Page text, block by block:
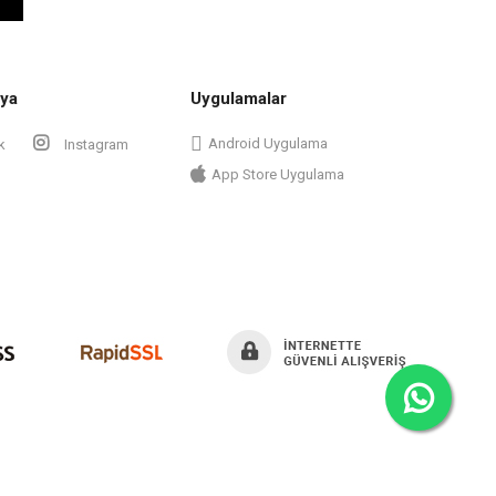
Instagram
Uygulamalar
Android Uygulama
App Store Uygulama